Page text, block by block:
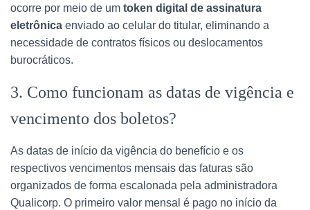
ocorre por meio de um token digital de assinatura
eletrônica enviado ao celular do titular, eliminando a
necessidade de contratos físicos ou deslocamentos
burocráticos.
3. Como funcionam as datas de vigência e
vencimento dos boletos?
As datas de início da vigência do benefício e os
respectivos vencimentos mensais das faturas são
organizados de forma escalonada pela administradora
Qualicorp. O primeiro valor mensal é pago no início da